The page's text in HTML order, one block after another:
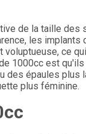
de la taille des
les implants
ce
1000cc est
des épaules plus
plus féminine.